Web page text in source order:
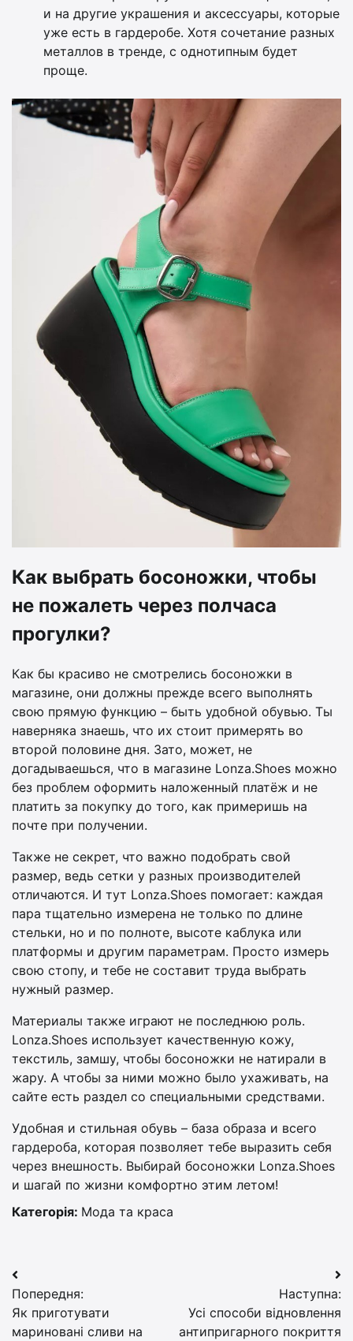
и на другие украшения и аксессуары, которые
уже есть в гардеробе. Хотя сочетание разных
металлов в тренде, с однотипным будет
проще.
Как выбрать босоножки, чтобы
не пожалеть через полчаса
прогулки?
Как бы красиво не смотрелись босоножки в
магазине, они должны прежде всего выполнять
свою прямую функцию – быть удобной обувью. Ты
наверняка знаешь, что их стоит примерять во
второй половине дня. Зато, может, не
догадываешься, что в магазине Lonza.Shoes можно
без проблем оформить наложенный платёж и не
платить за покупку до того, как примеришь на
почте при получении.
Также не секрет, что важно подобрать свой
размер, ведь сетки у разных производителей
отличаются. И тут Lonza.Shoes помогает: каждая
пара тщательно измерена не только по длине
стельки, но и по полноте, высоте каблука или
платформы и другим параметрам. Просто измерь
свою стопу, и тебе не составит труда выбрать
нужный размер.
Материалы также играют не последнюю роль.
Lonza.Shoes использует качественную кожу,
текстиль, замшу, чтобы босоножки не натирали в
жару. А чтобы за ними можно было ухаживать, на
сайте есть раздел со специальными средствами.
Удобная и стильная обувь – база образа и всего
гардероба, которая позволяет тебе выразить себя
через внешность. Выбирай босоножки Lonza.Shoes
и шагай по жизни комфортно этим летом!
Категорія: Мода та краса
Навігація
записів
Попередня:
Як приготувати
мариновані сливи на
Наступна:
Усі способи відновлення
антипригарного покриття